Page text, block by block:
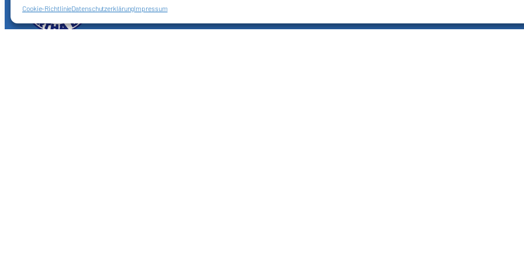
Cookie-RichtlinieDatenschutzerklärungImpressum